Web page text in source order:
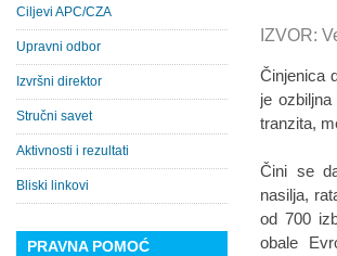
IZVOR:
Činjenica
je
tranzita,
Čini se
nasilja,
od 700
obale
Ciljevi APC/CZA
Upravni odbor
Izvršni direktor
Stručni savet
Aktivnosti i rezultati
Bliski linkovi
PRAVNA POMOĆ